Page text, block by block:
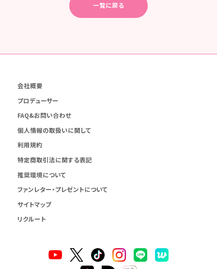
一覧に戻る
会社概要
プロデューサー
FAQ&お問い合わせ
個人情報の取扱いに関して
利用規約
特定商取引法に関する表記
推奨環境について
ファンレター・プレゼントについて
サイトマップ
リクルート